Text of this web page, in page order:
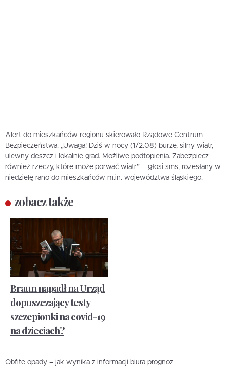
Alert do mieszkańców regionu skierowało Rządowe Centrum
Bezpieczeństwa. „Uwaga! Dziś w nocy (1/2.08) burze, silny wiatr,
ulewny deszcz i lokalnie grad. Możliwe podtopienia. Zabezpiecz
również rzeczy, które może porwać wiatr” – głosi sms, rozesłany w
niedzielę rano do mieszkańców m.in. województwa śląskiego.
zobacz także
Braun napadł na Urząd
dopuszczający testy
szczepionki na covid-19
na dzieciach?
Obfite opady – jak wynika z informacji biura prognoz